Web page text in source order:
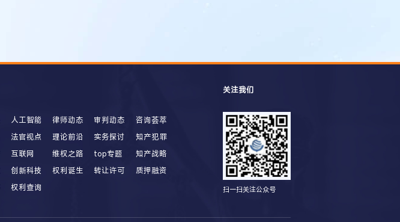
人工智能 律师动态 审判动态
咨询荟萃
法官视点 理论前沿 实务探讨
知产犯罪
互联网 维权之路 top专题
知产战略
创新科技 权利诞生 转让许可
质押融资
权利查询
关注我们
扫一扫关注公众号